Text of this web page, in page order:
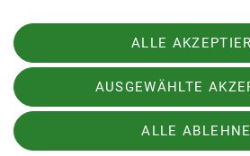
Van verstaut werden und
Hause ging, meisterten die
Jugendlichen den Klettersteig
Rio Sallagoni.
Autor: Christoph
ALLE
AUSGEWÄHLTE
ALLE